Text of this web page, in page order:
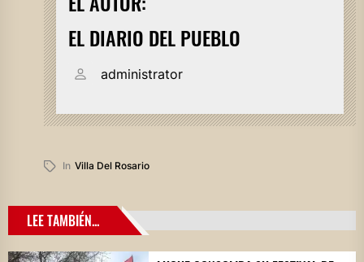
EL DIARIO DEL PUEBLO
administrator
In Villa Del Rosario
LEE TAMBIÉN...